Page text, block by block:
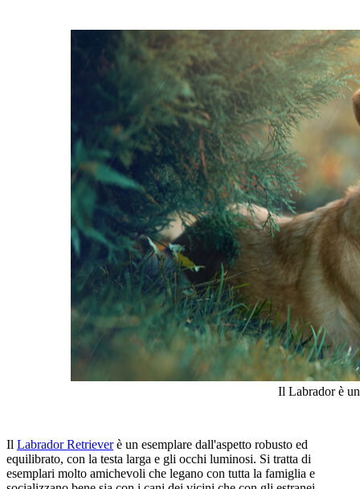
Il Labrador è
Il Labrador Retrieverè un esemplare dall'aspetto robusto ed
equilibrato, con la testa larga e gli occhi luminosi. Si tratta di
esemplari molto amichevoli che legano con tutta la famiglia e